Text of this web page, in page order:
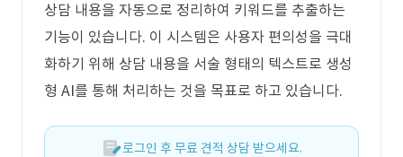
상담 내용을 자동으로 정리하여 키워드를 추출하는
기능이 있습니다. 이 시스템은 사용자 편의성을 극대
화하기 위해 상담 내용을 서술 형태의 텍스트로 생성
형 AI를 통해 처리하는 것을 목표로 하고 있습니다.
로그인 후 무료 견적 상담 받으세요.